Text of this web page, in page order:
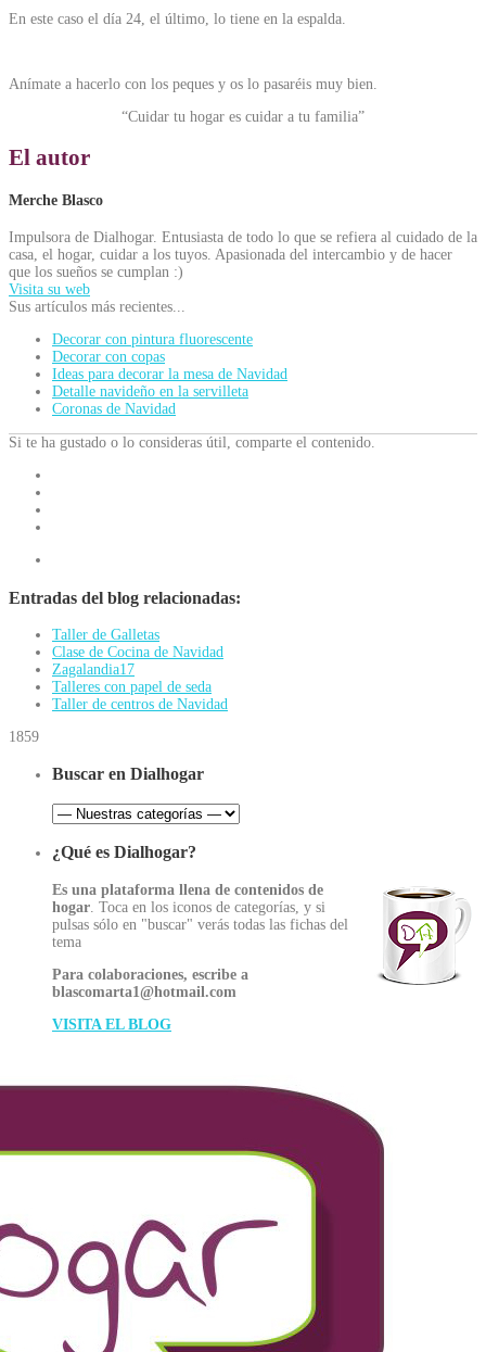
En este caso el día 24, el último, lo tiene en la espalda.
Anímate a hacerlo con los peques y os lo pasaréis muy bien.
“Cuidar tu hogar es cuidar a tu familia”
El autor
Merche Blasco
Impulsora de Dialhogar. Entusiasta de todo lo que se refiera al cuidado de la
casa, el hogar, cuidar a los tuyos. Apasionada del intercambio y de hacer
que los sueños se cumplan :)
Visita su web
Sus artículos más recientes...
Decorar con pintura fluorescente
Decorar con copas
Ideas para decorar la mesa de Navidad
Detalle navideño en la servilleta
Coronas de Navidad
Si te ha gustado o lo consideras útil, comparte el contenido.
Entradas del blog relacionadas:
Taller de Galletas
Clase de Cocina de Navidad
Zagalandia17
Talleres con papel de seda
Taller de centros de Navidad
1859
Buscar en Dialhogar
¿Qué es Dialhogar?
Es una plataforma llena de contenidos de
hogar . Toca en los iconos de categorías, y si
pulsas sólo en "buscar" verás todas las fichas del
tema
Para colaboraciones, escribe a
blascomarta1@hotmail.com
VISITA EL BLOG